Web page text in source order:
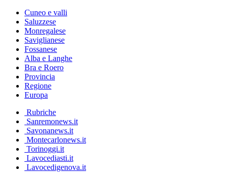
Cuneo e valli
Saluzzese
Monregalese
Saviglianese
Fossanese
Alba e Langhe
Bra e Roero
Provincia
Regione
Europa
Rubriche
Sanremonews.it
Savonanews.it
Montecarlonews.it
Torinoggi.it
Lavocediasti.it
Lavocedigenova.it